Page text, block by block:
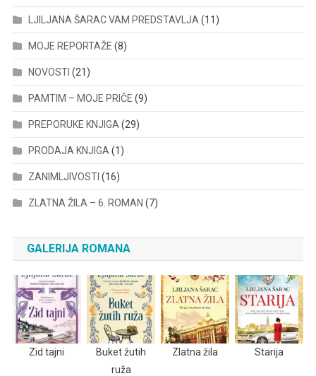
LJILJANA ŠARAC VAM PREDSTAVLJA (11)
MOJE REPORTAŽE (8)
NOVOSTI (21)
PAMTIM – MOJE PRIČE (9)
PREPORUKE KNJIGA (29)
PRODAJA KNJIGA (1)
ZANIMLJIVOSTI (16)
ZLATNA ŽILA – 6. ROMAN (7)
GALERIJA ROMANA
Zid tajni
Buket žutih
ruža
Zlatna žila Starija